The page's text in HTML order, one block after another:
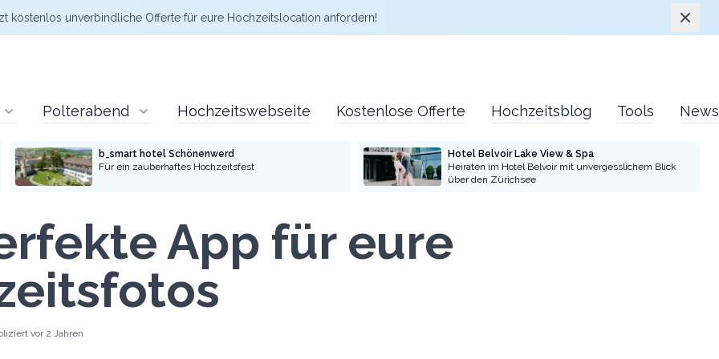
kostenlos unverbindliche Offertefür eure Hochzeitslocation anfordern!
Polterabend Hochzeitswebseite Kostenlose Offerte Hochzeitsblog Tools News
b_smart hotel Schönenwerd
Für ein zauberhaftes Hochzeitsfest
Hotel Belvoir Lake View & Spa
Heiraten im Hotel Belvoir mit unvergesslichem Blick
über den Zürichsee
App für eure
vor 2 Jahren